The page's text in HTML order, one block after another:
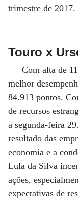
trimestre de 2017.
Touro x
Com alta de
melhor
84.913 pontos.
de recursos
a segunda-feira
resultado das
economia e a
Lula da Silva
ações,
expectativas de